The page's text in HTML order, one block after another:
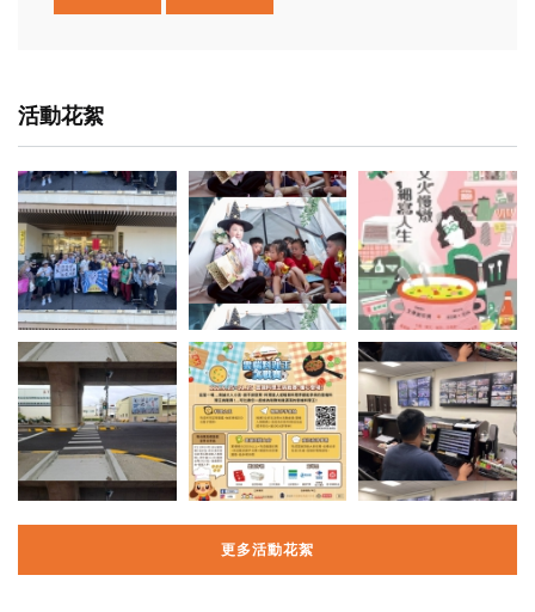
活動花絮
更多活動花絮